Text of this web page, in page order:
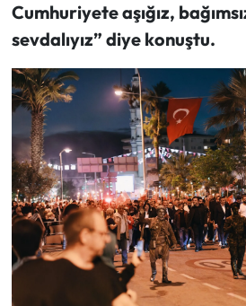
Cumhuriyete aşığız,
sevdalıyız” diye konuştu.